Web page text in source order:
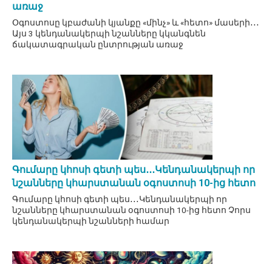
առաջ
Օգոստոսը կբաժանի կյանքը «մինչ» և «հետո» մասերի․․․
Այս 3 կենդանակերպի նշանները կկանգնեն
ճակատագրական ընտրության առաջ
Գումարը կհոսի գետի պես․․․Կենդանակերպի որ
նշանները կհարստանան օգոստոսի 10-ից հետո
Գումարը կհոսի գետի պես․․․Կենդանակերպի որ
նշանները կհարստանան օգոստոսի 10-ից հետո Չորս
կենդանակերպի նշանների համար